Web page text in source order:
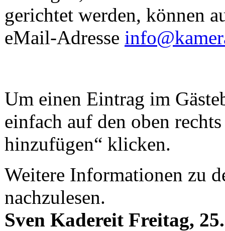
gerichtet werden, können
eMail-Adresse
Um einen Eintrag im
einfach auf den oben
hinzufügen“ klicken.
Weitere Informationen zu
nachzulesen.
Sven Kadereit Freitag,